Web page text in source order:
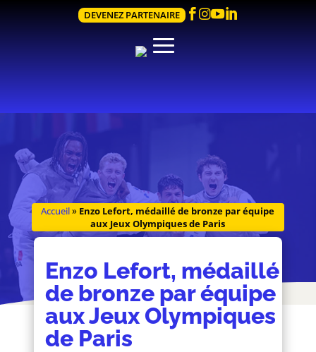
DEVENEZ PARTENAIRE  
Accueil» Enzo Lefort, médaillé de bronze par équipe
aux Jeux Olympiques de Paris
Enzo Lefort, médaillé
de bronze par équipe
aux Jeux Olympiques
de Paris